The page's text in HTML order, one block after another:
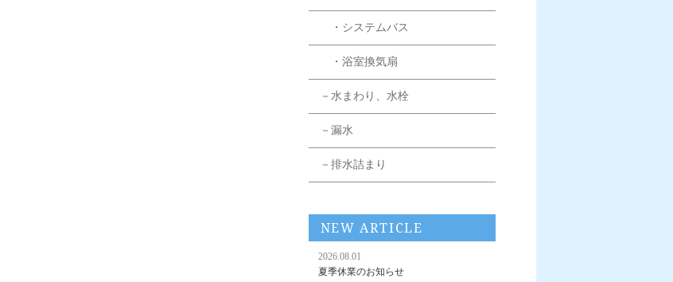
・システムバス
・浴室換気扇
－水まわり、水栓
－漏水
－排水詰まり
NEW ARTICLE
2026.08.01
夏季休業のお知らせ